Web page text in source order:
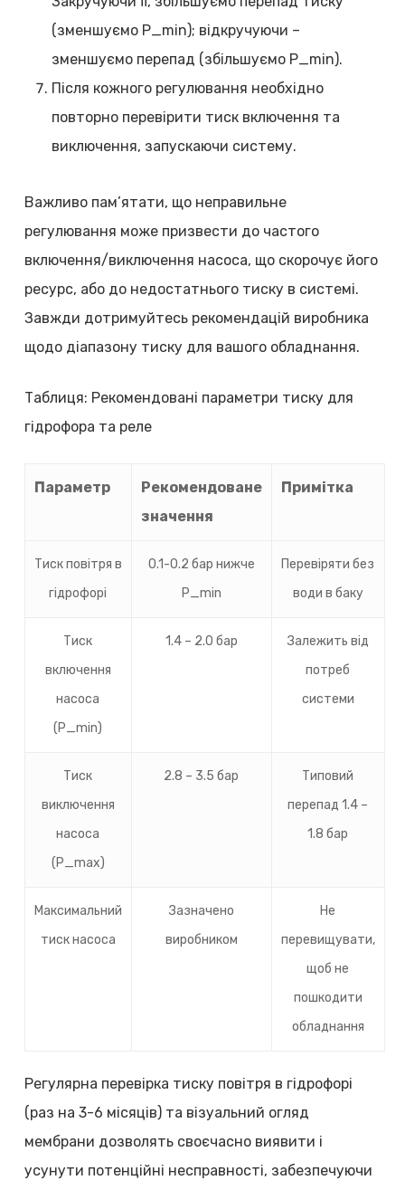
(зменшуємо P_min); відкручуючи –
зменшуємо перепад (збільшуємо P_min).
Після кожного регулювання необхідно
повторно перевірити тиск включення та
виключення, запускаючи систему.
Важливо пам’ятати, що неправильне
регулювання може призвести до частого
включення/виключення насоса, що скорочує його
ресурс, або до недостатнього тиску в системі.
Завжди дотримуйтесь рекомендацій виробника
щодо діапазону тиску для вашого обладнання.
Таблиця: Рекомендовані параметри тиску для
гідрофора та реле
Параметр
Рекомендоване
значення
Примітка
Тиск повітря в
гідрофорі
0.1-0.2 бар нижче
P_min
Перевіряти без
води в баку
Тиск
включення
насоса
(P_min)
1.4 – 2.0 бар
Залежить від
потреб
системи
Тиск
виключення
насоса
(P_max)
2.8 – 3.5 бар
Типовий
перепад 1.4 –
1.8 бар
Максимальний
тиск насоса
Зазначено
виробником
Не
перевищувати,
щоб не
пошкодити
обладнання
Регулярна перевірка тиску повітря в гідрофорі
(раз на 3-6 місяців) та візуальний огляд
мембрани дозволять своєчасно виявити і
усунути потенційні несправності, забезпечуючи